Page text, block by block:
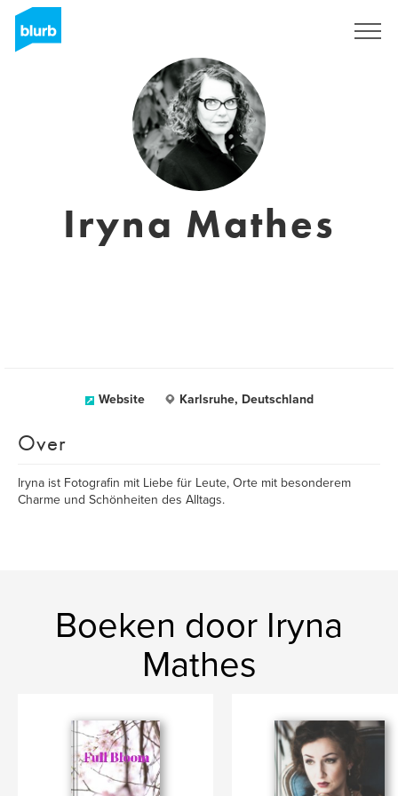
Iryna Mathes
Website Karlsruhe, Deutschland
Over
Iryna ist Fotografin mit Liebe für Leute, Orte mit besonderem
Charme und Schönheiten des Alltags.
Boeken door Iryna
Mathes